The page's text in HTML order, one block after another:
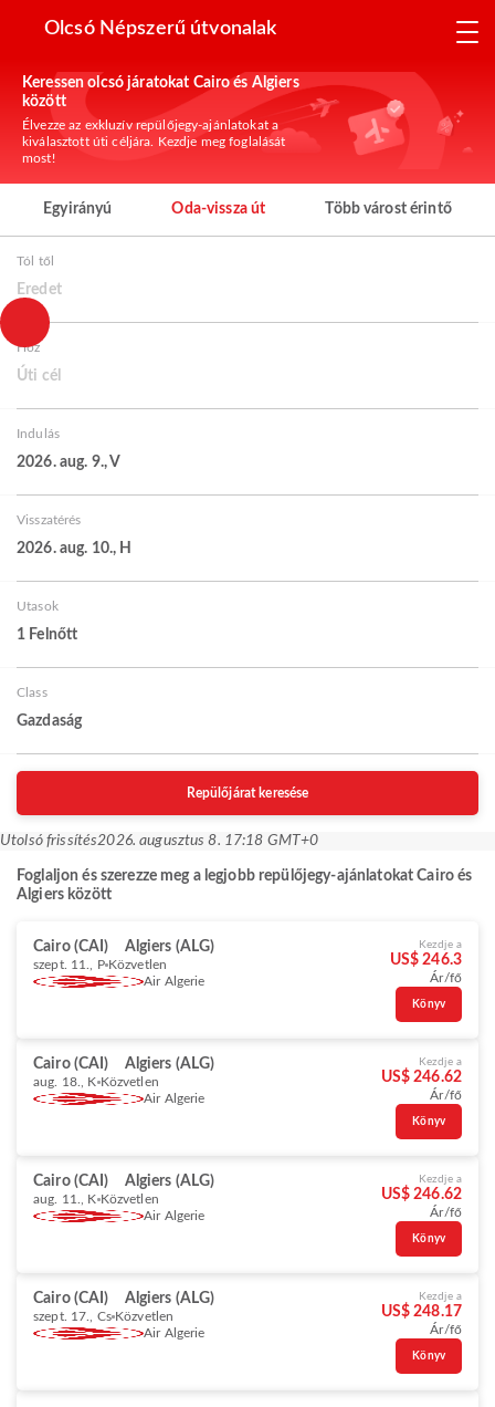
Olcsó Népszerű útvonalak
Keressen olcsó járatokat Cairo és Algiers
között
Élvezze az exkluzív repülőjegy-ajánlatokat a
kiválasztott úti céljára. Kezdje meg foglalását
most!
Egyirányú Oda-vissza út Több várost érintő
Tól től
Eredet
Hoz
Úti cél
Indulás
2026. aug. 9., V
Visszatérés
2026. aug. 10., H
Utasok
1 Felnőtt
Class
Gazdaság
Repülőjárat keresése
Utolsó frissítés2026. augusztus 8. 17:18 GMT+0
Foglaljon és szerezze meg a legjobb repülőjegy-ajánlatokat Cairo és
Algiers között
Cairo (CAI) Algiers (ALG)
szept. 11., P Közvetlen
Air Algerie
Kezdje a
US$ 246.3
Ár/fő
Könyv
Cairo (CAI) Algiers (ALG)
aug. 18., K Közvetlen
Air Algerie
Kezdje a
US$ 246.62
Ár/fő
Könyv
Cairo (CAI) Algiers (ALG)
aug. 11., K Közvetlen
Air Algerie
Kezdje a
US$ 246.62
Ár/fő
Könyv
Cairo (CAI) Algiers (ALG)
szept. 17., Cs Közvetlen
Air Algerie
Kezdje a
US$ 248.17
Ár/fő
Könyv